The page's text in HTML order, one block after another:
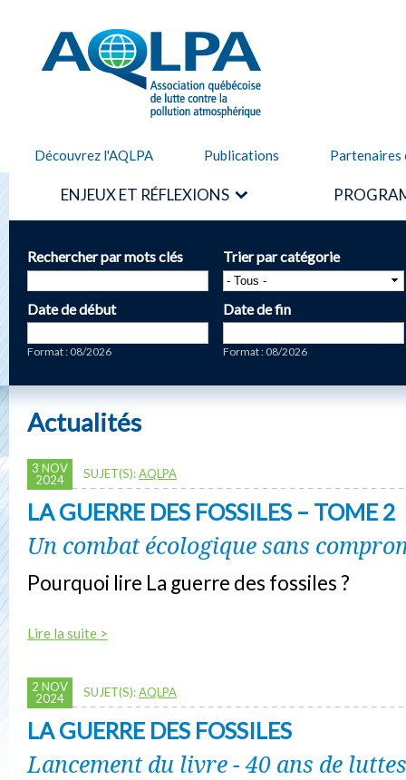
AQLPA
Découvrez l'AQLPA Publications Partenaires
ENJEUX ET RÉFLEXIONS
Rechercher par mots clés Trier par catégorie
Date de début
Format : 08/2026
Date de fin
Format : 08/2026
Actualités
3 NOV
2024
SUJET(S):AQLPA
LA GUERRE DES FOSSILES – TOME 2
Un combat écologique sans
Pourquoi lire La guerre des fossiles ?
Lire la suite >
2 NOV
2024
SUJET(S):AQLPA
LA GUERRE DES FOSSILES
Lancement du livre - 40 ans de